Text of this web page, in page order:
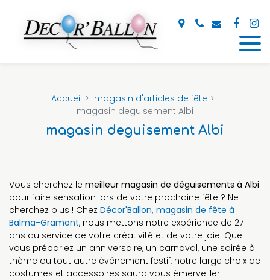
Accueil
magasin d'articles de fête
magasin deguisement Albi
magasin deguisement Albi
Vous cherchez le meilleur magasin de déguisements à Albi
pour faire sensation lors de votre prochaine fête ? Ne
cherchez plus ! Chez Décor'Ballon, magasin de fête à
Balma-Gramont, nous mettons notre expérience de 27
ans au service de votre créativité et de votre joie. Que
vous prépariez un anniversaire, un carnaval, une soirée à
thème ou tout autre événement festif, notre large choix de
costumes et accessoires saura vous émerveiller.